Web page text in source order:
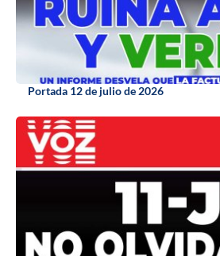
Portada 12 de julio de 2026